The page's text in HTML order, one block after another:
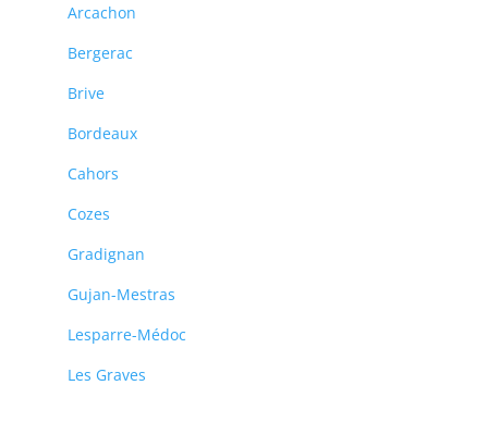
Arcachon
Bergerac
Brive
Bordeaux
Cahors
Cozes
Gradignan
Gujan-Mestras
Lesparre-Médoc
Les Graves